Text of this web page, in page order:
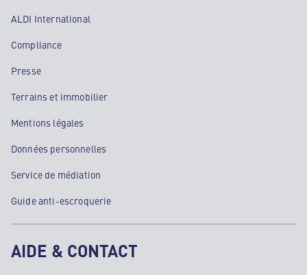
ALDI International
Compliance
Presse
Terrains et immobilier
Mentions légales
Données personnelles
Service de médiation
Guide anti-escroquerie
AIDE & CONTACT